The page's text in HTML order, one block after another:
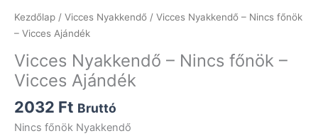
Kezdőlap / Vicces Nyakkendő / Vicces Nyakkendő – Nincs főnök
– Vicces Ajándék
Vicces Nyakkendő – Nincs főnök –
Vicces Ajándék
2032 Ft Bruttó
Nincs főnök Nyakkendő